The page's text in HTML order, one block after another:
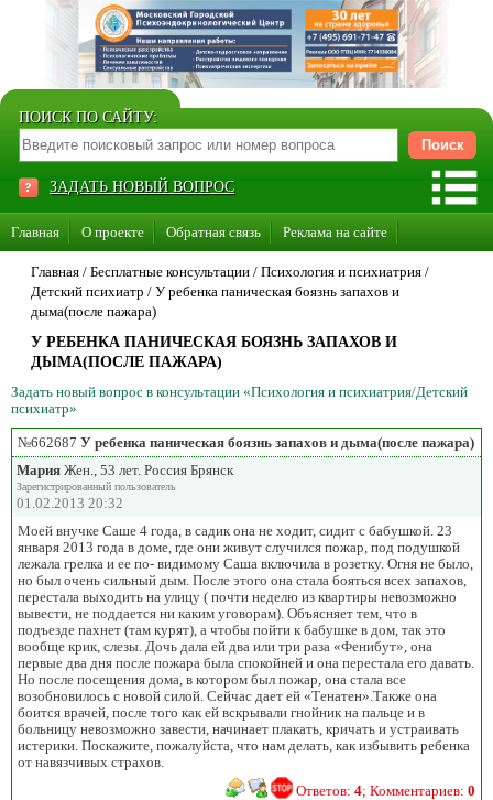
ПОИСК ПО САЙТУ:
ЗАДАТЬ НОВЫЙ ВОПРОС
Главная О проекте Обратная связь Реклама на сайте
Стать консультантом нашего сайта
Суперакция «Каждому врачу свой сайт»
Главная / Бесплатные консультации / Психология и психиатрия /
Детский психиатр / У ребенка паническая боязнь запахов и
дыма(после пажара)
У РЕБЕНКА ПАНИЧЕСКАЯ БОЯЗНЬ ЗАПАХОВ И
ДЫМА(ПОСЛЕ ПАЖАРА)
Задать новый вопрос в консультации «Психология и психиатрия/Детский
психиатр»
№662687 У ребенка паническая боязнь запахов и дыма(после пажара)
Мария Жен., 53 лет. Россия Брянск
Зарегистрированный пользователь
01.02.2013 20:32
Моей внучке Саше 4 года, в садик она не ходит, сидит с бабушкой. 23
января 2013 года в доме, где они живут случился пожар, под подушкой
лежала грелка и ее по- видимому Саша включила в розетку. Огня не было,
но был очень сильный дым. После этого она стала бояться всех запахов,
перестала выходить на улицу ( почти неделю из квартиры невозможно
вывести, не поддается ни каким уговорам). Объясняет тем, что в
подъезде пахнет (там курят), а чтобы пойти к бабушке в дом, так это
вообще крик, слезы. Дочь дала ей два или три раза «Фенибут», она
первые два дня после пожара была спокойней и она перестала его давать.
Но после посещения дома, в котором был пожар, она стала все
возобновилось с новой силой. Сейчас дает ей «Тенатен».Также она
боится врачей, после того как ей вскрывали гнойник на пальце и в
больницу невозможно завести, начинает плакать, кричать и устраивать
истерики. Поскажите, пожалуйста, что нам делать, как избывить ребенка
от навязчивых страхов.
Ответов: 4; Комментариев: 0